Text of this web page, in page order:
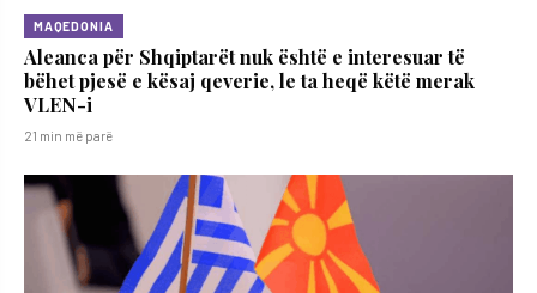
MAQEDONIA
Aleanca për Shqiptarët nuk është e interesuar të
bëhet pjesë e kësaj qeverie, le ta heqë këtë merak
VLEN-i
21 min më parë